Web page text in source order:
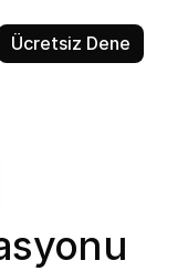
Ücretsiz Dene